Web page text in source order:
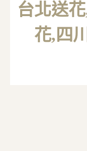
台北送花
花,四